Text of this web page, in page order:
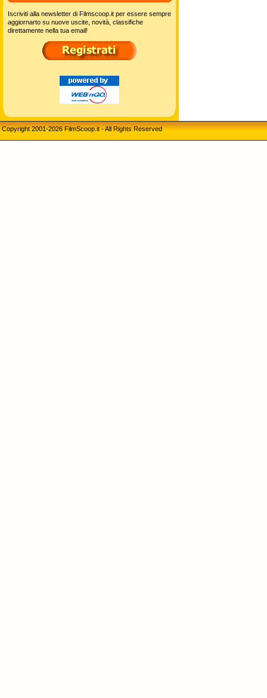
Iscriviti alla newsletter di Filmscoop.it per essere sempre
aggiornarto su nuove uscite, novità, classifiche
direttamente nella tua email!
Copyright 2001-2026 FilmScoop.it - All Rights Reserved